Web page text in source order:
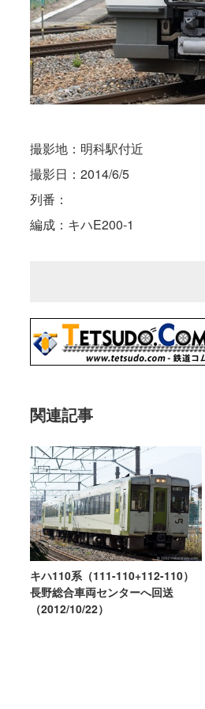
撮影地：明科駅付近
撮影日：2014/6/5
列番：
編成：キハE200-1
関連記事
キハ110系（111-110+112-110）
長野総合車両センターへ回送
（2012/10/22）